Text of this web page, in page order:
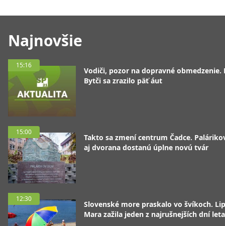
Najnovšie
15:16
Vodiči, pozor na dopravné obmedzenie.
Bytči sa zrazilo päť áut
15:00
Takto sa zmení centrum Čadce.
aj dvorana dostanú úplne novú tvár
12:30
Slovenské more praskalo vo švíkoch.
Mara zažila jeden z najrušnejších dní leta